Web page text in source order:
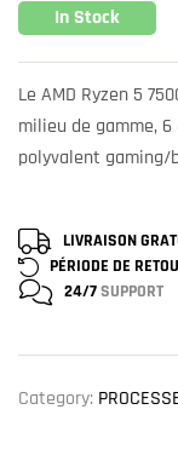
In Stock
Le AMD Ryzen 5
milieu de gamme,
polyvalent gaming/
LIVRAISON
PÉRIODE DE
24/7SUPPORT
Category: